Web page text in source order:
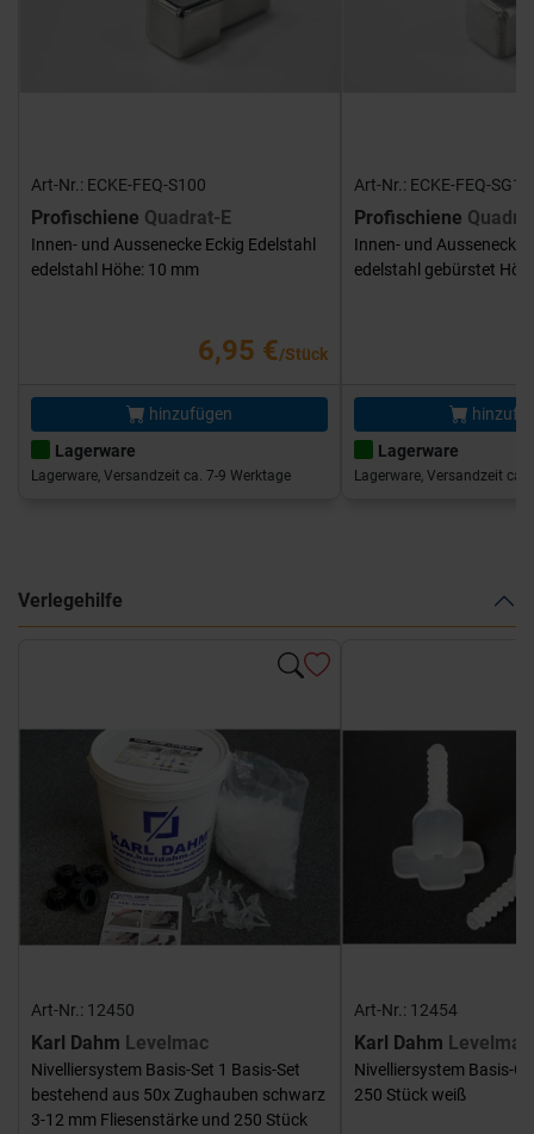
Art-Nr.: ECKE-FEQ-S100
Profischiene Quadrat-E
Innen- und Aussenecke Eckig Edelstahl
edelstahl Höhe: 10 mm
6,95 €/Stück
hinzufügen
Lagerware
Lagerware, Versandzeit ca. 7-9 Werktage
Art-Nr.: ECKE-FEQ-
Profischiene
Innen- und Aussenecke
edelstahl gebürstet
Lagerware
Lagerware, Versandzeit ca.
Verlegehilfe
Art-Nr.: 12450
Karl Dahm Levelmac
Nivelliersystem Basis-Set 1 Basis-Set
bestehend aus 50x Zughauben schwarz
3-12 mm Fliesenstärke und 250 Stück
Art-Nr.: 12454
Karl Dahm Levelmac
Nivelliersystem Basis-
250 Stück weiß